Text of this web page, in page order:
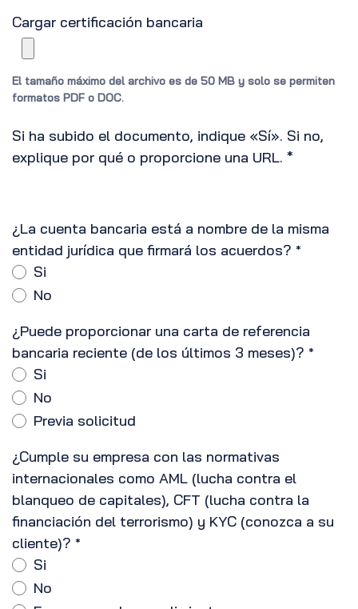
Cargar certificación bancaria
El tamaño máximo del archivo es de 50 MB y solo se permiten
formatos PDF o DOC.
Si ha subido el documento, indique «Sí». Si no,
explique por qué o proporcione una URL. *
¿La cuenta bancaria está a nombre de la misma
entidad jurídica que firmará los acuerdos? *
Si
No
¿Puede proporcionar una carta de referencia
bancaria reciente (de los últimos 3 meses)? *
Si
No
Previa solicitud
¿Cumple su empresa con las normativas
internacionales como AML (lucha contra el
blanqueo de capitales), CFT (lucha contra la
financiación del terrorismo) y KYC (conozca a su
cliente)? *
Si
No